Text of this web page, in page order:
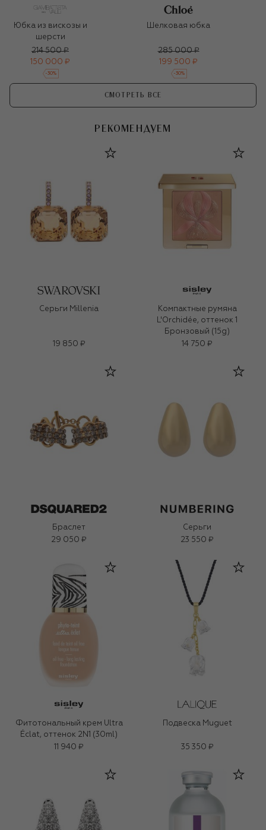
Юбка из вискозы и
шерсти
214 500 ₽
150 000 ₽
-30%
Шелковая юбка
285 000 ₽
199 500 ₽
-30%
СМОТРЕТЬ ВСЕ
РЕКОМЕНДУЕМ
Серьги Millenia
19 850 ₽
Компактные румяна
L'Orchidée, оттенок 1
Бронзовый (15g)
14 750 ₽
Браслет
29 050 ₽
Серьги
23 550 ₽
Фитотональный крем Ultra
Éclat, оттенок 2N1 (30ml)
11 940 ₽
Подвеска Muguet
35 350 ₽